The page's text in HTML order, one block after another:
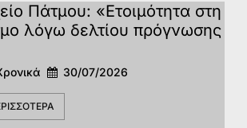
Πάτμου: «Ετοιμότητα στη
λόγω δελτίου πρόγνωσης
30/07/2026